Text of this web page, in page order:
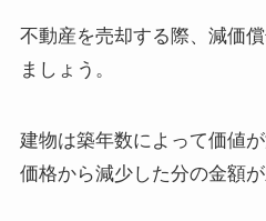
不動産を売却する際、減価
ましょう。
建物は築年数によって価値
価格から減少した分の金額が